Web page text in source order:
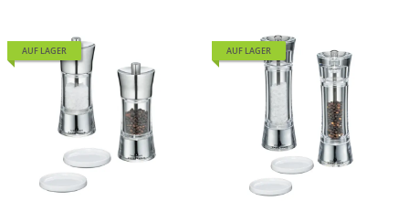
AUF LAGER AUF LAGER